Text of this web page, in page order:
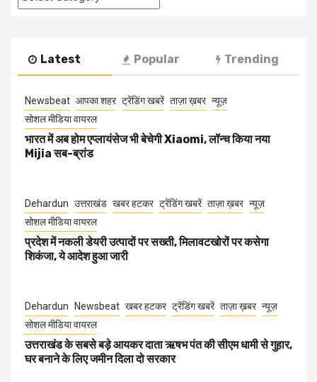
Latest Popular Trending
Newsbeat आपका शहर ट्रेंडिंग खबरें ताज़ा ख़बर न्यूज़
सोशल मीडिया वायरल
भारत में अब होम एप्लायंसेज भी बेचेगी Xiaomi, लॉन्च किया नया
Mijia सब-ब्रांड
Dehardun उत्तराखंड खबर हटकर ट्रेंडिंग खबरें ताज़ा ख़बर न्यूज़
सोशल मीडिया वायरल
प्रदेश में नकली डेयरी उत्पादों पर सख्ती, मिलावटखोरों पर कसेगा
शिकंजा, ये आदेश हुआ जारी
Dehardun Newsbeat खबर हटकर ट्रेंडिंग खबरें ताज़ा ख़बर न्यूज़
सोशल मीडिया वायरल
उत्तराखंड के सबसे बड़े आयकर दाता ऋषभ पंत की सीएम धामी से गुहार,
घर बनाने के लिए जमीन दिला दो सरकार